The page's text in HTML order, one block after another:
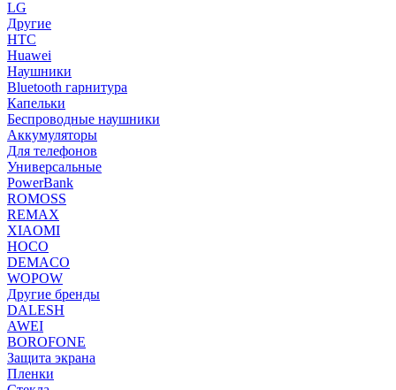
LG
Другие
HTC
Huawei
Наушники
Bluetooth гарнитура
Капельки
Беспроводные наушники
Аккумуляторы
Для телефонов
Универсальные
PowerBank
ROMOSS
REMAX
XIAOMI
HOCO
DEMACO
WOPOW
Другие бренды
DALESH
AWEI
BOROFONE
Защита экрана
Пленки